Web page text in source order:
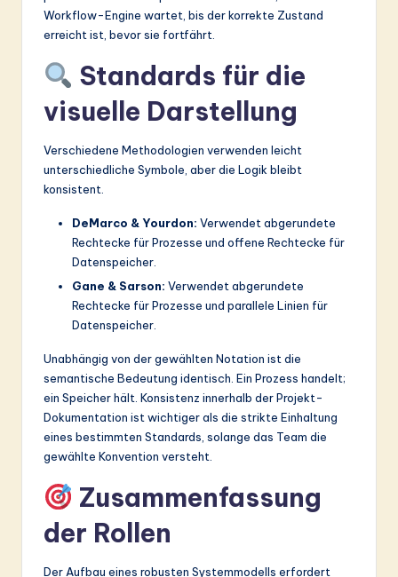
Workflow-Engine wartet, bis der korrekte Zustand
erreicht ist, bevor sie fortfährt.
Standards für die
visuelle Darstellung
Verschiedene Methodologien verwenden leicht
unterschiedliche Symbole, aber die Logik bleibt
konsistent.
DeMarco & Yourdon: Verwendet abgerundete
Rechtecke für Prozesse und offene Rechtecke für
Datenspeicher.
Gane & Sarson: Verwendet abgerundete
Rechtecke für Prozesse und parallele Linien für
Datenspeicher.
Unabhängig von der gewählten Notation ist die
semantische Bedeutung identisch. Ein Prozess handelt;
ein Speicher hält. Konsistenz innerhalb der Projekt-
Dokumentation ist wichtiger als die strikte Einhaltung
eines bestimmten Standards, solange das Team die
gewählte Konvention versteht.
Zusammenfassung
der Rollen
Der Aufbau eines robusten Systemmodells erfordert